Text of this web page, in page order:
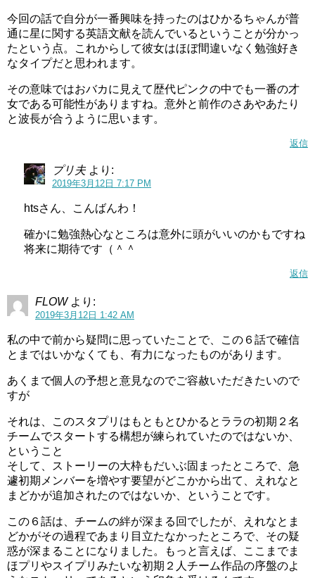
今回の話で自分が一番興味を持ったのはひかるちゃんが普
通に星に関する英語文献を読んでいるということが分かっ
たという点。これからして彼女はほぼ間違いなく勉強好き
なタイプだと思われます。
その意味ではおバカに見えて歴代ピンクの中でも一番の才
女である可能性がありますね。意外と前作のさあやあたり
と波長が合うように思います。
返信
プリ夫 より:
2019年3月12日 7:17 PM
htsさん、こんばんわ！
確かに勉強熱心なところは意外に頭がいいのかもですね
将来に期待です（＾＾
返信
FLOW より:
2019年3月12日 1:42 AM
私の中で前から疑問に思っていたことで、この６話で確信
とまではいかなくても、有力になったものがあります。
あくまで個人の予想と意見なのでご容赦いただきたいので
すが
それは、このスタプリはもともとひかるとララの初期２名
チームでスタートする構想が練られていたのではないか、
ということ
そして、ストーリーの大枠もだいぶ固まったところで、急
遽初期メンバーを増やす要望がどこかから出て、えれなと
まどかが追加されたのではないか、ということです。
この６話は、チームの絆が深まる回でしたが、えれなとま
どかがその過程であまり目立たなかったところで、その疑
惑が深まることになりました。もっと言えば、ここまでま
ほプリやスイプリみたいな初期２人チーム作品の序盤のよ